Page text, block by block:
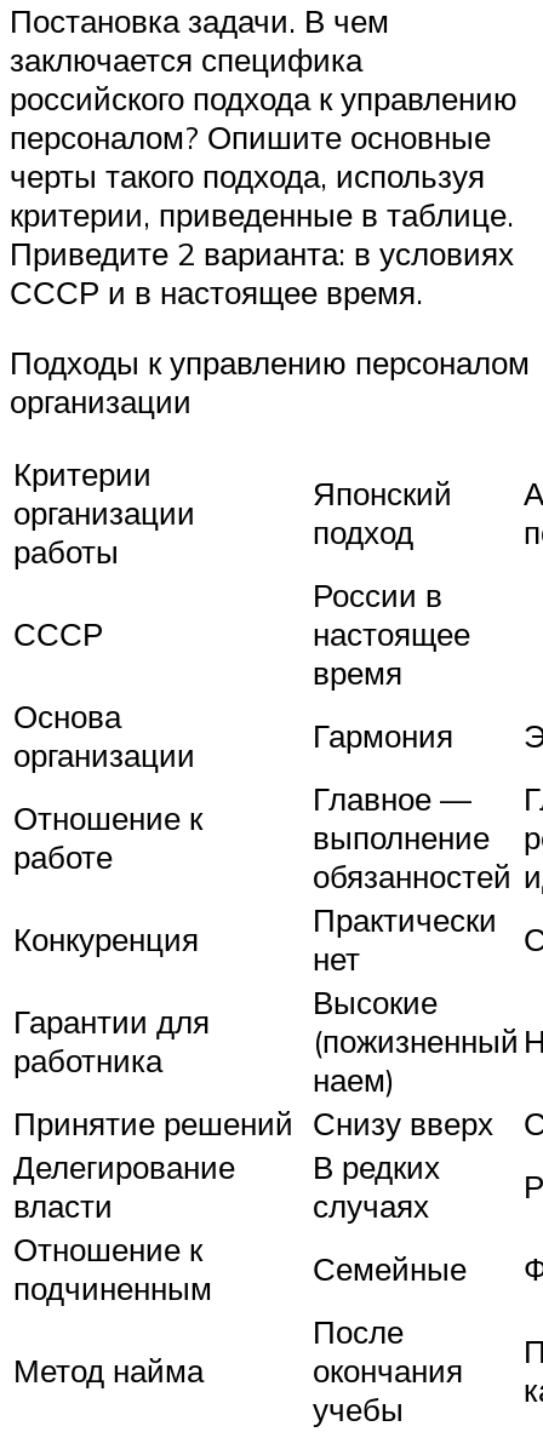
Постановка задачи. В чем
заключается специфика
российского подхода к управлению
персоналом? Опишите основные
черты такого подхода, используя
критерии, приведенные в таблице.
Приведите 2 варианта: в условиях
СССР и в настоящее время.
Подходы к управлению персоналом
организации
Критерии
организации
работы
Японский
подход
СССР
России в
настоящее
время
Основа
организации
Гармония
Отношение к
работе
Главное —
выполнение
обязанностей
Конкуренция
Практически
нет
Гарантии для
работника
Высокие
(пожизненный
наем)
Принятие решений Снизу вверх
Делегирование
власти
В редких
случаях
Отношение к
подчиненным
Семейные
Метод найма
После
окончания
учебы